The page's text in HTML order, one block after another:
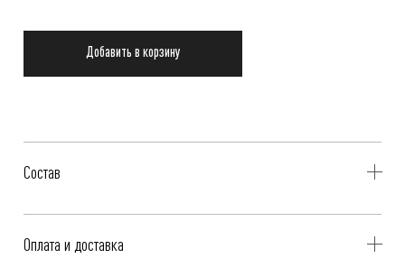
Добавить в корзину
Состав
Удлиненный жилет свободного силуэта
58% Вискоза, 42% Лен
Оплата и доставка